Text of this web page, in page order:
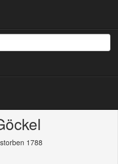
1788